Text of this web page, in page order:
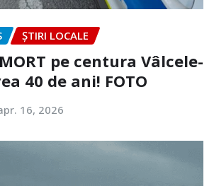
ȘTIRI LOCALE
pe centura Vâlcele-
40 de ani! FOTO
16, 2026